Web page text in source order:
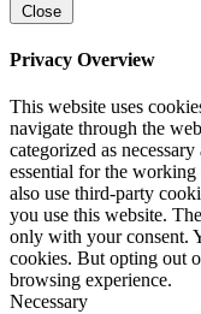
Close
Privacy Overview
This website uses
navigate through the
categorized as
essential for the
also use third-party
you use this website.
only with your consent.
cookies. But opting out
browsing experience.
Necessary